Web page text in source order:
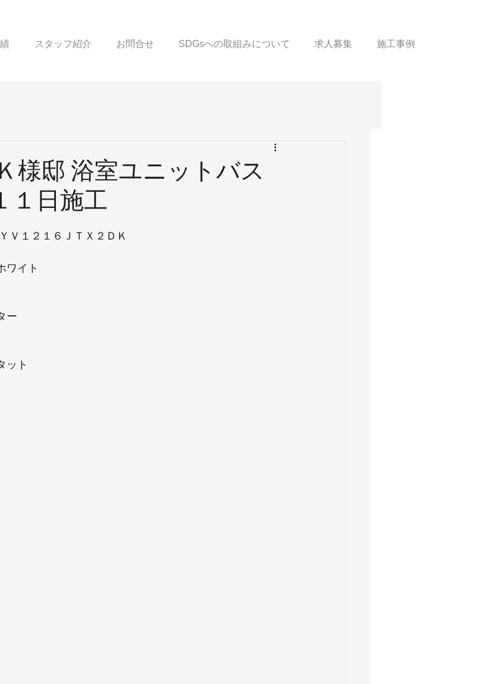
スタッフ紹介 お問合せ SDGsへの取組みについて 求人募集 施工事例
様邸 浴室ユニットバス
１日施工
Ｖ１２１６ＪＴＸ２ＤＫ
ワイト
ー
ット